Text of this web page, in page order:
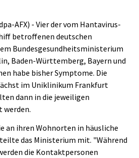
AFX) - Vier der vom Hantavirus-
betroffenen deutschen
Bundesgesundheitsministerium
Baden-Württemberg, Bayern und
habe bisher Symptome. Die
im Uniklinikum Frankfurt
dann in die jeweiligen
werden.
an ihren Wohnorten in häusliche
das Ministerium mit. "Während
die Kontaktpersonen